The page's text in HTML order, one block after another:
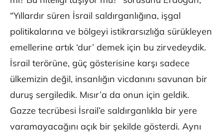
“Yıllardır süren İsrail saldırganlığına, işgal
politikalarına ve bölgeyi istikrarsızlığa sürükleyen
emellerine artık ‘dur’ demek için bu zirvedeydik.
İsrail terörüne, güç gösterisine karşı sadece
ülkemizin değil, insanlığın vicdanını savunan bir
duruş sergiledik. Mısır’a da onun için geldik.
Gazze tecrübesi İsrail’e saldırganlıkla bir yere
varamayacağını açık bir şekilde gösterdi. Aynı